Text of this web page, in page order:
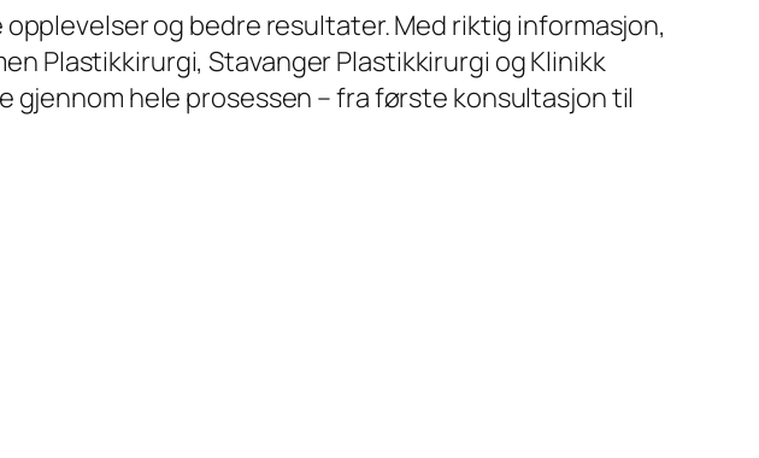
og bedre resultater. Med riktig informasjon,
Plastikkirurgi, Stavanger Plastikkirurgi og Klinikk
gjennom hele prosessen – fra første konsultasjon til